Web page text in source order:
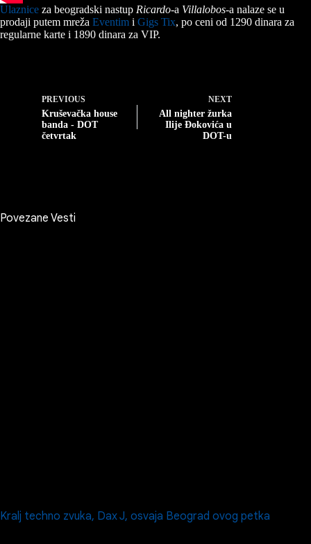
Ulaznice za beogradski nastup Ricardo-a Villalobos-a nalaze se u
prodaji putem mreža Eventim i Gigs Tix, po ceni od 1290 dinara za
regularne karte i 1890 dinara za VIP.
PREVIOUS
Kruševačka house
banda - DOT
četvrtak
NEXT
All nighter žurka
Ilije Đokovića u
DOT-u
Povezane Vesti
Kralj techno zvuka, Dax J, osvaja Beograd ovog petka